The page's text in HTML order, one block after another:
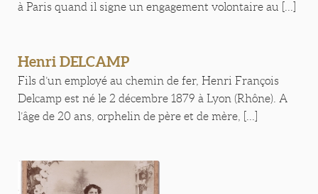
à Paris quand il signe un engagement volontaire au [...]
Henri DELCAMP
Fils d’un employé au chemin de fer, Henri François
Delcamp est né le 2 décembre 1879 à Lyon (Rhône). A
l’âge de 20 ans, orphelin de père et de mère, [...]